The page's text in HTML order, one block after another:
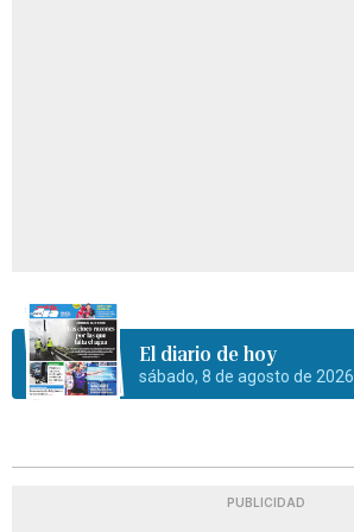
El diario de hoy
sábado, 8 de agosto de 2026
PUBLICIDAD